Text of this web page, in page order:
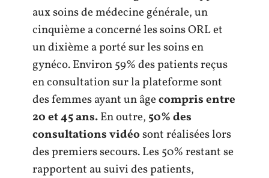
aux soins de médecine générale, un
cinquième a concerné les soins ORL et
un dixième a porté sur les soins en
gynéco. Environ 59% des patients reçus
en consultation sur la plateforme sont
des femmes ayant un âgecompris entre
20 et 45 ans.En outre, 50% des
consultations vidéosont réalisées lors
des premiers secours. Les 50% restant se
rapportent au suivi des patients,